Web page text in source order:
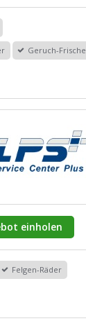
Geruch-Frische
einholen
Felgen-Räder